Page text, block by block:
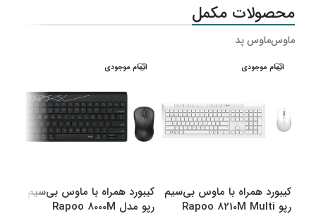
محصولات مکمل
ماوسماوس پد
اتمام موجودی
کیبورد همراه با ماوس بی‌سیم
رپو Rapoo 8210M Multi
اتمام موجودی
کیبورد همراه با ماوس بی‌سیم
رپو مدل Rapoo 8000M